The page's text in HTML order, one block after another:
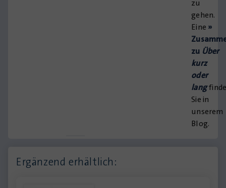
zu
gehen.
Eine »
zu Über
kurz
oder
lang
Sie in
unserem
Blog.
Ergänzend erhältlich: